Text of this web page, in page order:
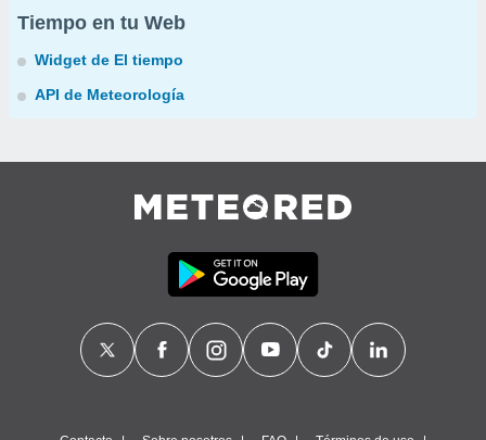
Tiempo en tu Web
Widget de El tiempo
API de Meteorología